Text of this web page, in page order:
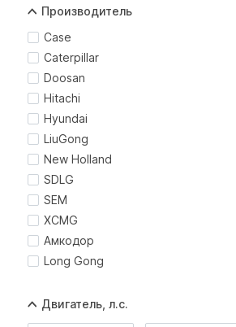
Производитель
Case
Caterpillar
Doosan
Hitachi
Hyundai
LiuGong
New Holland
SDLG
SEM
XCMG
Амкодор
Long Gong
Двигатель, л.с.